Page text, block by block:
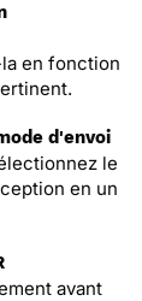
en fonction
d'envoi
le
en un
avant